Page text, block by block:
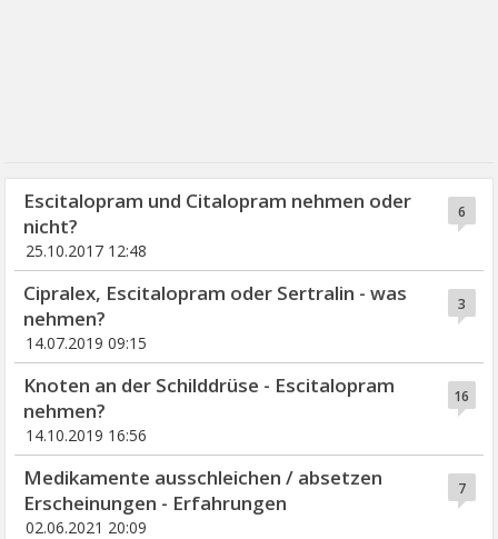
6
Escitalopram und Citalopram nehmen oder
nicht?
25.10.2017 12:48
3
Cipralex, Escitalopram oder Sertralin - was
nehmen?
14.07.2019 09:15
16
Knoten an der Schilddrüse - Escitalopram
nehmen?
14.10.2019 16:56
7
Medikamente ausschleichen / absetzen
Erscheinungen - Erfahrungen
02.06.2021 20:09